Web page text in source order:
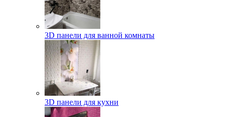
3D панели для ванной комнаты
3D панели для кухни